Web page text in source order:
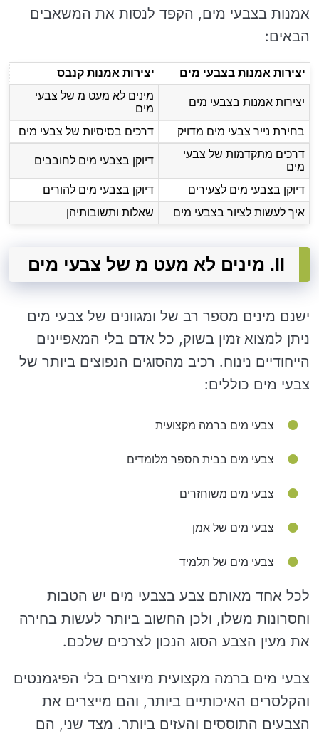
אמנות בצבעי מים, הקפד לנסות את המשאבים
הבאים:
יצירות אמנות בצבעי מים יצירות אמנות קנבס
יצירות אמנות בצבעי מים
מינים לא מעט מ של צבעי
מים
בחירת נייר צבעי מים מדויק
דרכים בסיסיות של צבעי מים
דרכים מתקדמות של צבעי
מים
דיוקן בצבעי מים לחובבים
דיוקן בצבעי מים לצעירים
דיוקן בצבעי מים להורים
איך לעשות לציור בצבעי מים
שאלות ותשובותיהן
II. מינים לא מעט מ של צבעי מים
ישנם מינים מספר רב של ומגוונים של צבעי מים
ניתן למצוא זמין בשוק, כל אדם בלי המאפיינים
הייחודיים נינוח. רכיב מהסוגים הנפוצים ביותר של
צבעי מים כוללים:
צבעי מים ברמה מקצועית
צבעי מים בבית הספר מלומדים
צבעי מים משוחזרים
צבעי מים של אמן
צבעי מים של תלמיד
לכל אחד מאותם צבע בצבעי מים יש הטבות
וחסרונות משלו, ולכן החשוב ביותר לעשות בחירה
את מעין הצבע הסוג הנכון לצרכים שלכם.
צבעי מים ברמה מקצועית מיוצרים בלי הפיגמנטים
והקלסרים האיכותיים ביותר, והם מייצרים את
הצבעים התוססים והעזים ביותר. מצד שני, הם